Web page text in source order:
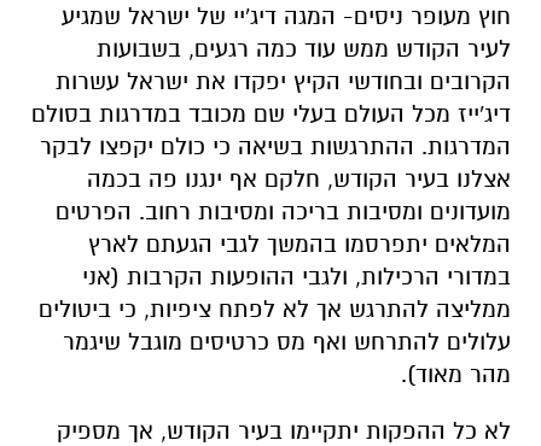
חוץ מעופר ניסים- המגה דיג'יי של ישראל שמגיע
לעיר הקודש ממש עוד כמה רגעים, בשבועות
הקרובים ובחודשי הקיץ יפקדו את ישראל עשרות
דיג'ייז מכל העולם בעלי שם מכובד במדרגות בסולם
המדרגות. ההתרגשות בשיאה כי כולם יקפצו לבקר
אצלנו בעיר הקודש, חלקם אף ינגנו פה בכמה
מועדונים ומסיבות בריכה ומסיבות רחוב. הפרטים
המלאים יתפרסמו בהמשך לגבי הגעתם לארץ
במדורי הרכילות, ולגבי ההופעות הקרבות (אני
ממליצה להתרגש אך לא לפתח ציפיות, כי ביטולים
עלולים להתרחש ואף מס כרטיסים מוגבל שיגמר
מהר מאוד).
לא כל ההפקות יתקיימו בעיר הקודש, אך מספיק